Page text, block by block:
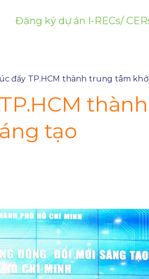
Đăng ký dự án I-RECs/
đẩy TP.HCM thành trung tâm
tạo